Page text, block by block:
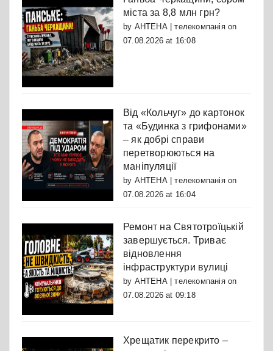
міста за 8,8 млн грн?
by АНТЕНА | телекомпаніяon
07.08.2026 at 16:08
Від «Кольчуг» до картонок
та «Будинка з грифонами»
– як добрі справи
перетворюються на
маніпуляції
by АНТЕНА | телекомпаніяon
07.08.2026 at 16:04
Ремонт на Святотроїцькій
завершується. Триває
відновлення
інфраструктури вулиці
by АНТЕНА | телекомпаніяon
07.08.2026 at 09:18
Хрещатик перекрито –